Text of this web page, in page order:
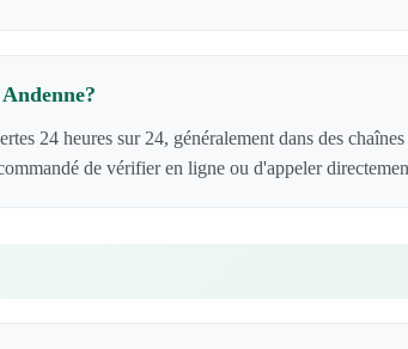
24 heures sur 24, généralement dans des
de vérifier en ligne ou d'appeler